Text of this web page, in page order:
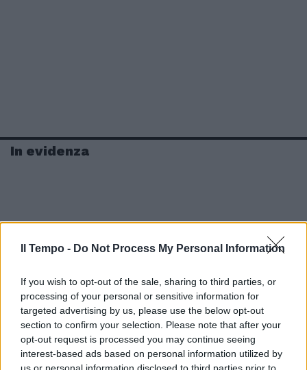
Il Tempo - Do Not Process My Personal Information
If you wish to opt-out of the sale, sharing to third parties, or
processing of your personal or sensitive information for
targeted advertising by us, please use the below opt-out
section to confirm your selection. Please note that after your
opt-out request is processed you may continue seeing
interest-based ads based on personal information utilized by
us or personal information disclosed to third parties prior to
In evidenza